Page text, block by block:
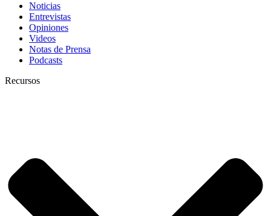
Noticias
Entrevistas
Opiniones
Videos
Notas de Prensa
Podcasts
Recursos